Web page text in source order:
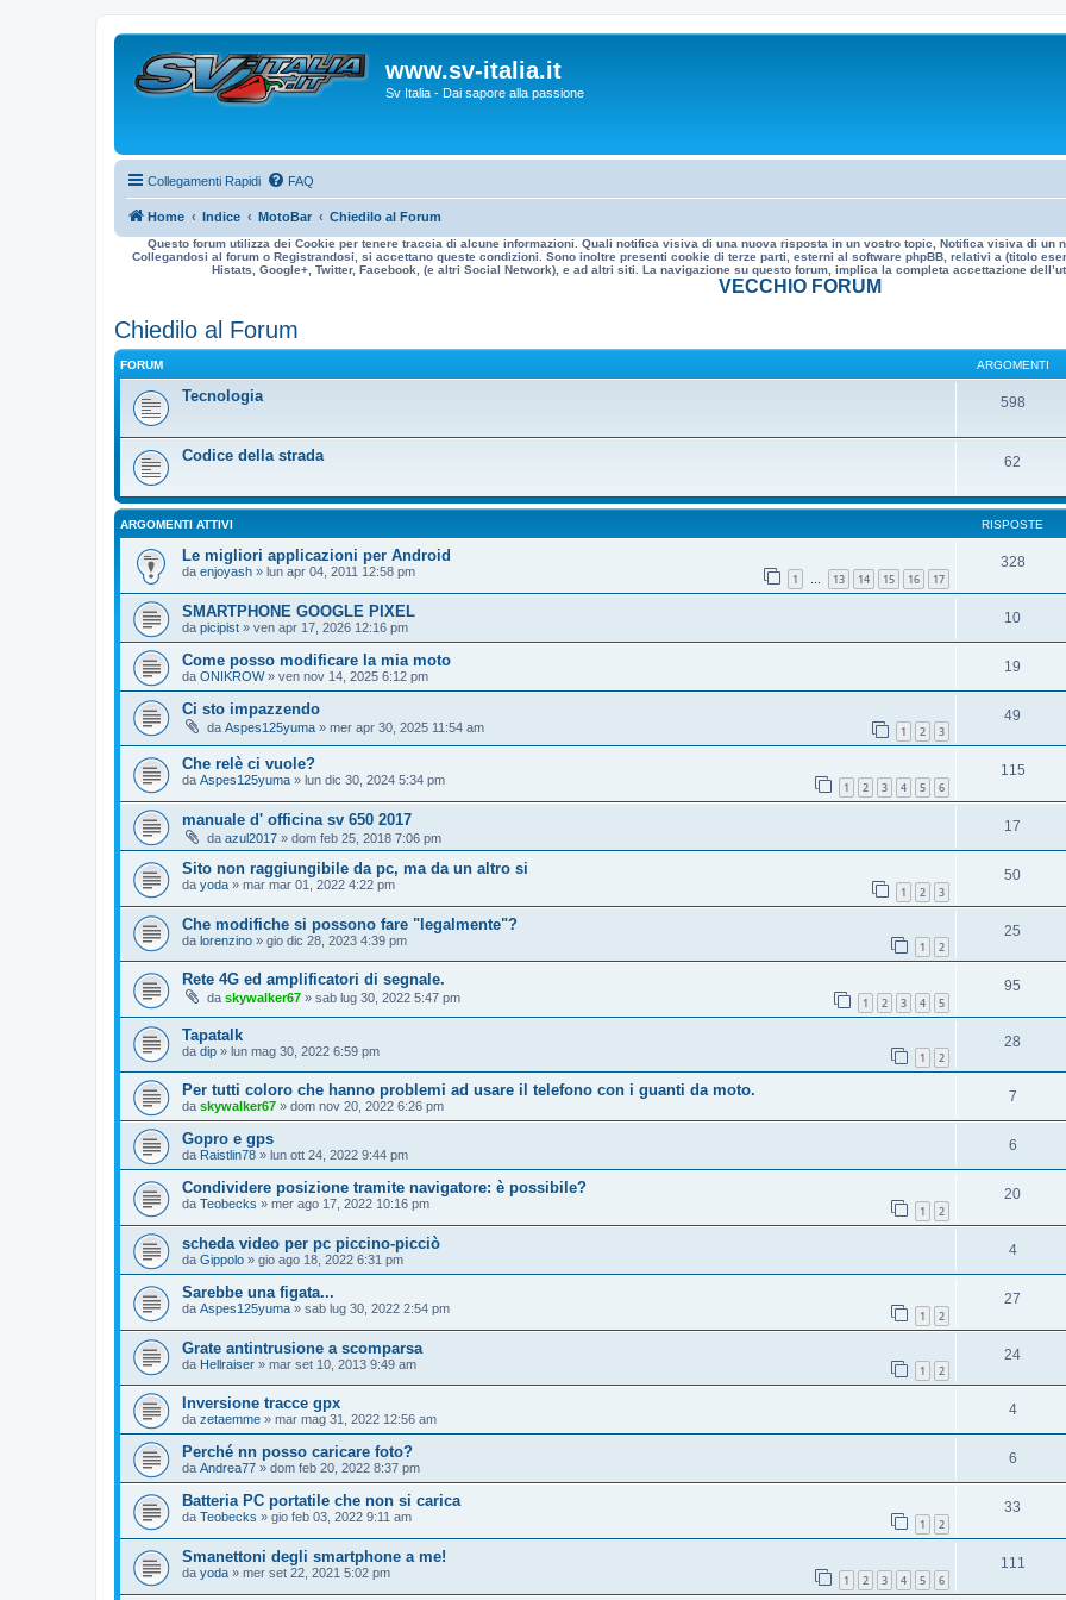
www.sv-italia.it
Sv Italia - Dai sapore alla passione
Collegamenti Rapidi FAQ
Home Indice MotoBar Chiedilo al Forum
Questo forum utilizza dei Cookie per tenere traccia di alcune informazioni. Quali notifica visiva di una nuova risposta in un vostro topic, Notifica visiva di un
Collegandosi al forum o Registrandosi, si accettano queste condizioni. Sono inoltre presenti cookie di terze parti, esterni al software phpBB, relativi a (titolo
Histats, Google+, Twitter, Facebook, (e altri Social Network), e ad altri siti. La navigazione su questo forum, implica la completa accettazione
VECCHIO FORUM
Chiedilo al Forum
FORUM ARGOMENTI
Tecnologia 598
Codice della strada 62
ARGOMENTI ATTIVI RISPOSTE
Le migliori applicazioni per Android
da enjoyash » lun apr 04, 2011 12:58 pm 1 … 13 14 15 16 17
328
SMARTPHONE GOOGLE PIXEL
da picipist » ven apr 17, 2026 12:16 pm
10
Come posso modificare la mia moto
da ONIKROW» ven nov 14, 2025 6:12 pm
19
Ci sto impazzendo
da Aspes125yuma » mer apr 30, 2025 11:54 am 1 2 3
49
Che relè ci vuole?
da Aspes125yuma » lun dic 30, 2024 5:34 pm 1 2 3 4 5 6
115
manuale d' officina sv 650 2017
da azul2017 » dom feb 25, 2018 7:06 pm
17
Sito non raggiungibile da pc, ma da un altro si
da yoda » mar mar 01, 2022 4:22 pm 1 2 3
50
Che modifiche si possono fare "legalmente"?
da lorenzino » gio dic 28, 2023 4:39 pm 1 2
25
Rete 4G ed amplificatori di segnale.
da skywalker67 » sab lug 30, 2022 5:47 pm 1 2 3 4 5
95
Tapatalk
da dip » lun mag 30, 2022 6:59 pm 1 2
28
Per tutti coloro che hanno problemi ad usare il telefono con i guanti da moto.
da skywalker67 » dom nov 20, 2022 6:26 pm
7
Gopro e gps
da Raistlin78 » lun ott 24, 2022 9:44 pm
6
Condividere posizione tramite navigatore: è possibile?
da Teobecks » mer ago 17, 2022 10:16 pm 1 2
20
scheda video per pc piccino-picciò
da Gippolo » gio ago 18, 2022 6:31 pm
4
Sarebbe una figata...
da Aspes125yuma » sab lug 30, 2022 2:54 pm 1 2
27
Grate antintrusione a scomparsa
da Hellraiser » mar set 10, 2013 9:49 am 1 2
24
Inversione tracce gpx
da zetaemme » mar mag 31, 2022 12:56 am
4
Perché nn posso caricare foto?
da Andrea77 » dom feb 20, 2022 8:37 pm
6
Batteria PC portatile che non si carica
da Teobecks » gio feb 03, 2022 9:11 am 1 2
33
Smanettoni degli smartphone a me!
da yoda » mer set 22, 2021 5:02 pm 1 2 3 4 5 6
111